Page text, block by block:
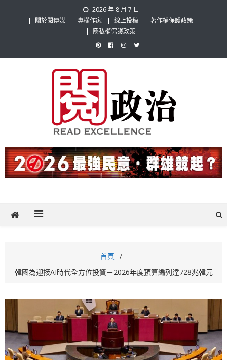
2026 年 8 月 7 日
關於閱傳媒
專欄作家 線上投稿
著作權保護政策
隱私權保護政策
閱政治 Read Gov News
題，也要專業評論，閱政治與多元的政治評論家與專欄作家邀稿合作，
讓讀者有最多元和專業的選擇。
首頁
韓國為迎接AI時代全方位投資－2026年度預算編列達728兆韓元